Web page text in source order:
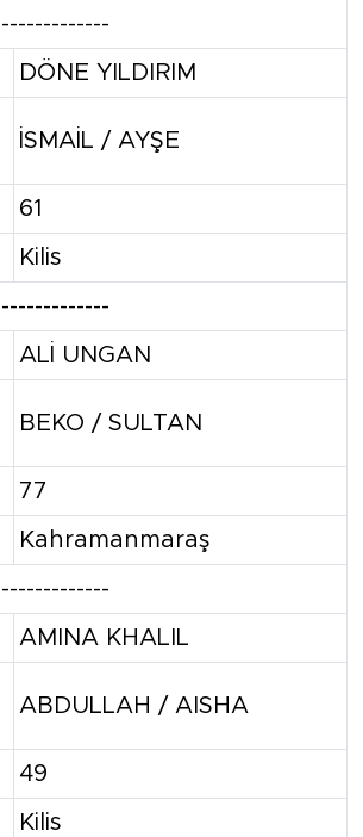
DÖNE YILDIRIM
İSMAİL / AYŞE
61
Kilis
ALİ UNGAN
BEKO / SULTAN
77
Kahramanmaraş
AMINA KHALIL
ABDULLAH / AISHA
49
Kilis